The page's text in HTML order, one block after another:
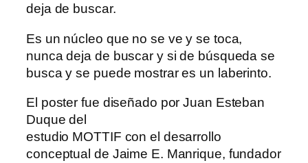
deja de buscar.
Es un núcleo que no se ve y se toca,
nunca deja de buscar y si de búsqueda se
busca y se puede mostrar es un laberinto.
El poster fue diseñado por Juan Esteban
Duque del
estudio MOTTIF con el desarrollo
conceptual de Jaime E. Manrique, fundador